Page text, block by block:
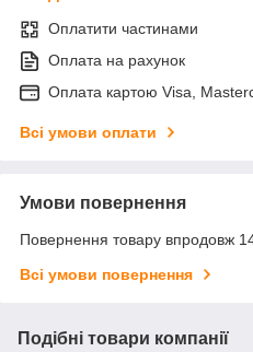
Оплатити частинами
Оплата на рахунок
Оплата картою Visa,
Всі умови оплати
Умови повернення
Повернення товару впродовж
Всі умови повернення
Подібні товари компанії